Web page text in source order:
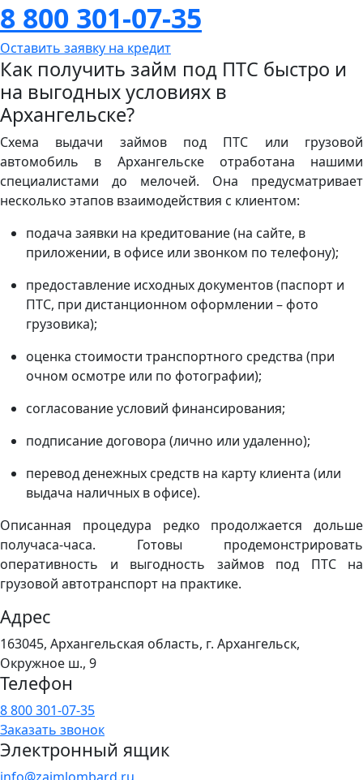
8 800 301-07-35
Оставить заявку на кредит
Как получить займ под ПТС быстро и
на выгодных условиях в
Архангельске?
Схема выдачи займов под ПТС или грузовой
автомобиль в Архангельске отработана нашими
специалистами до мелочей. Она предусматривает
несколько этапов взаимодействия с клиентом:
подача заявки на кредитование (на сайте, в
приложении, в офисе или звонком по телефону);
предоставление исходных документов (паспорт и
ПТС, при дистанционном оформлении – фото
грузовика);
оценка стоимости транспортного средства (при
очном осмотре или по фотографии);
согласование условий финансирования;
подписание договора (лично или удаленно);
перевод денежных средств на карту клиента (или
выдача наличных в офисе).
Описанная процедура редко продолжается дольше
получаса-часа. Готовы продемонстрировать
оперативность и выгодность займов под ПТС на
грузовой автотранспорт на практике.
Адрес
163045, Архангельская область, г. Архангельск,
Окружное ш., 9
Телефон
8 800 301-07-35
Заказать звонок
Электронный ящик